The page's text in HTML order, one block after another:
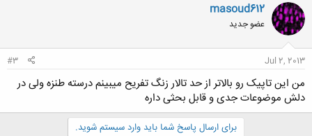
masoud612
عضو جدید
Jul 2, 2013
#3
من این تاپیک رو بالاتر از حد تالار زنگ تفریح میبینم درسته طنزه ولی در
دلش موضوعات جدی و قابل بحثی داره
برای ارسال پاسخ شما باید وارد سیستم شوید.